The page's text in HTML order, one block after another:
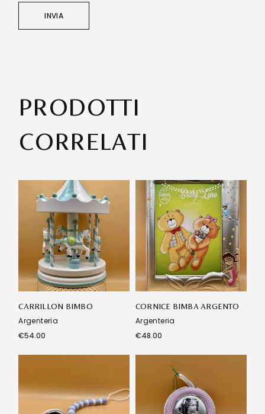
INVIA
PRODOTTI
CORRELATI
CARRILLON BIMBO
Argenteria
€54.00
CORNICE BIMBA ARGENTO
Argenteria
€48.00